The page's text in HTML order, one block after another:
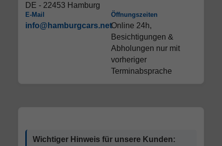
DE - 22453 Hamburg
E-Mail
info@hamburgcars.net
Öffnungszeiten
Online 24h,
Besichtigungen &
Abholungen nur mit
vorheriger
Terminabsprache
Wichtiger Hinweis für unsere Kunden: